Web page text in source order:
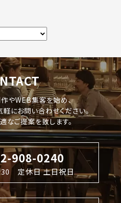
やWEB集客を始め、
にお問い合わせください。
なご提案を致します。
908-0240
定休日 土日祝日